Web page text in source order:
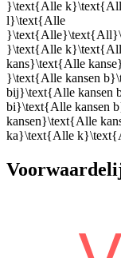
}\text{Alle
l}\text{Alle
}\text{Alle
kans}\text{Alle
}\text{Alle kansen
bij}\text{Alle kansen
bi}\text{Alle kansen
kansen}\text{Alle
ka}\text{Alle